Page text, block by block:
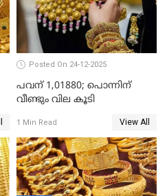
Posted On 24-12-2025
പവന് 1,01880; പൊന്നിന്
വീണ്ടും വില കൂടി
1 Min Read View All